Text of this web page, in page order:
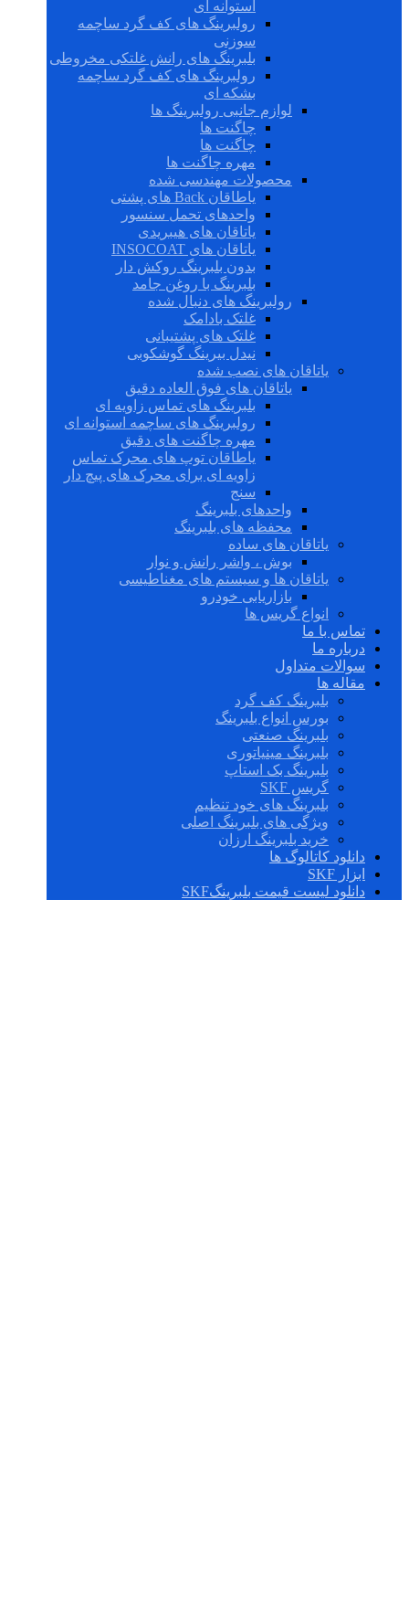
استوانه ای
رولبرینگ های کف گرد ساچمه
سوزنی
بلبرینگ های رانش غلتکی مخروطی
رولبرینگ های کف گرد ساچمه
بشکه ای
لوازم جانبی رولبرینگ ها
چاگنت ها
چاگنت ها
مهره چاگنت ها
محصولات مهندسی شده
یاطاقان Back های پشتی
واحدهای تحمل سنسور
یاتاقان های هیبریدی
یاتاقان های INSOCOAT
بدون بلبرینگ روکش دار
بلبرینگ با روغن جامد
رولبرینگ های دنبال شده
غلتک بادامک
غلتک های پشتیبانی
نیدل بیرینگ گوشکوبی
یاتاقان های نصب شده
یاتاقان های فوق العاده دقیق
بلبرینگ های تماس زاویه ای
رولبرینگ های ساچمه استوانه ای
مهره چاگنت های دقیق
یاطاقان توپ های محرک تماس
زاویه ای برای محرک های پیچ دار
سنج
واحدهای بلبرینگ
محفظه های بلبرینگ
یاتاقان های ساده
بوش ، واشر رانش و نوار
یاتاقان ها و سیستم های مغناطیسی
بازاریابی خودرو
انواع گریس ها
تماس با ما
درباره ما
سوالات متداول
مقاله ها
بلبرینگ کف گرد
بورس انواع بلبرینگ
بلبرینگ صنعتی
بلبرینگ مینیاتوری
بلبرینگ بک استاپ
گریس SKF
بلبرینگ های خود تنظیم
ویژگی های بلبرینگ اصلی
خرید بلبرینگ ارزان
دانلود کاتالوگ ها
ابزار SKF
دانلود لیست قیمت بلبرینگSKF